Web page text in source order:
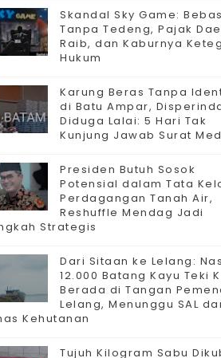
Skandal Sky Game:
Tanpa Tedeng, Pajak
Raib, dan Kaburnya
Hukum
Karung Beras Tanpa
di Batu Ampar,
Diduga Lalai: 5 Hari Tak
Kunjung Jawab Surat
Presiden Butuh Sosok
Potensial dalam Tata
Perdagangan Tanah Air,
Reshuffle Mendag Jadi
Strategis
Dari Sitaan ke Lelang:
12.000 Batang Kayu Teki
Berada di Tangan
Lelang, Menunggu SAL
Kehutanan
Tujuh Kilogram Sabu